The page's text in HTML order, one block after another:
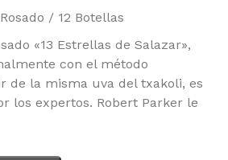
/ 12 Botellas
«13 Estrellas de Salazar»,
con el método
de la misma uva del txakoli, es
los expertos. Robert Parker le